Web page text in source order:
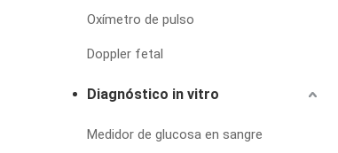
Oxímetro de pulso
Doppler fetal
Diagnóstico in vitro
Medidor de glucosa en sangre